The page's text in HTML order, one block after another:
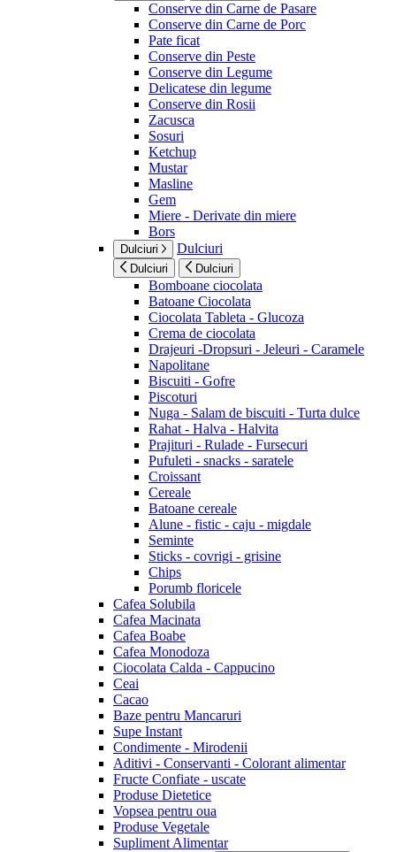
Conserve din Carne de Pasare
Conserve din Carne de Porc
Pate ficat
Conserve din Peste
Conserve din Legume
Delicatese din legume
Conserve din Rosii
Zacusca
Sosuri
Ketchup
Mustar
Masline
Gem
Miere - Derivate din miere
Bors
Dulciuri Dulciuri
Dulciuri Dulciuri
Bomboane ciocolata
Batoane Ciocolata
Ciocolata Tableta - Glucoza
Crema de ciocolata
Drajeuri -Dropsuri - Jeleuri - Caramele
Napolitane
Biscuiti - Gofre
Piscoturi
Nuga - Salam de biscuiti - Turta dulce
Rahat - Halva - Halvita
Prajituri - Rulade - Fursecuri
Pufuleti - snacks - saratele
Croissant
Cereale
Batoane cereale
Alune - fistic - caju - migdale
Seminte
Sticks - covrigi - grisine
Chips
Porumb floricele
Cafea Solubila
Cafea Macinata
Cafea Boabe
Cafea Monodoza
Ciocolata Calda - Cappucino
Ceai
Cacao
Baze pentru Mancaruri
Supe Instant
Condimente - Mirodenii
Aditivi - Conservanti - Colorant alimentar
Fructe Confiate - uscate
Produse Dietetice
Vopsea pentru oua
Produse Vegetale
Supliment Alimentar